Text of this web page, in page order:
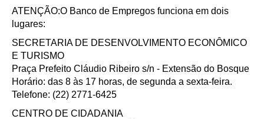
ATENÇÃO:O Banco de Empregos funciona em dois
lugares:
SECRETARIA DE DESENVOLVIMENTO ECONÔMICO
E TURISMO
Praça Prefeito Cláudio Ribeiro s/n - Extensão do Bosque
Horário: das 8 às 17 horas, de segunda a sexta-feira.
Telefone: (22) 2771-6425
CENTRO DE CIDADANIA